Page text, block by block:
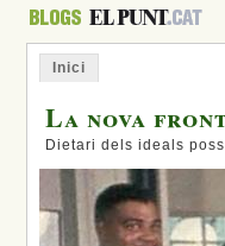
Inici
La nova
Dietari dels ideals